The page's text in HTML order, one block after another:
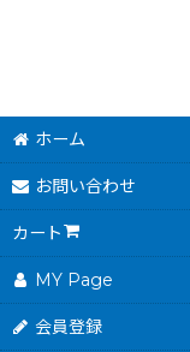
ホーム
お問い合わせ
カート
MY Page
会員登録